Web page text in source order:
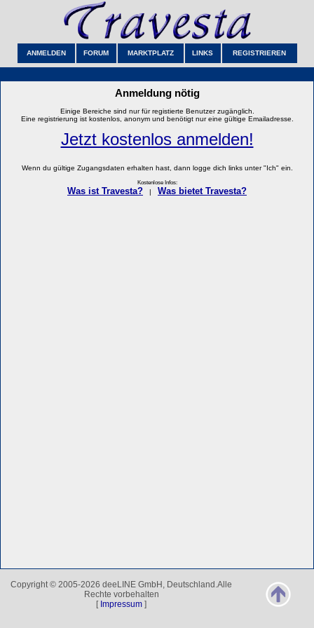
ANMELDEN FORUM MARKTPLATZ LINKS REGISTRIEREN
Anmeldung nötig
Einige Bereiche sind nur für registierte Benutzer zugänglich.
Eine registrierung ist kostenlos, anonym und benötigt nur eine gültige Emailadresse.
Jetzt kostenlos anmelden!
Wenn du gültige Zugangsdaten erhalten hast, dann logge dich links unter "Ich" ein.
Kostenlose Infos:
Was ist Travesta? Was bietet Travesta?
Copyright © 2005-2026 deeLINE GmbH, Deutschland.Alle
Rechte vorbehalten
[ Impressum ]